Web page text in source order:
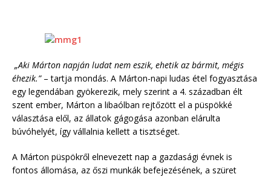
„Aki Márton napján ludat nem eszik, ehetik az bármit, mégis
éhezik.”– tartja mondás. A Márton-napi ludas étel fogyasztása
egy legendában gyökerezik, mely szerint a 4. században élt
szent ember, Márton a libaólban rejtőzött el a püspökké
választása elől, az állatok gágogása azonban elárulta
búvóhelyét, így vállalnia kellett a tisztséget.
A Márton püspökről elnevezett nap a gazdasági évnek is
fontos állomása, az őszi munkák befejezésének, a szüret